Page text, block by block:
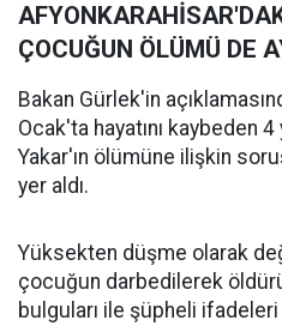
ÇOCUĞUN ÖLÜMÜ DE
Bakan Gürlek'in
Ocak'ta hayatını kaybeden
Yakar'ın ölümüne ilişkin
yer aldı.
Yüksekten düşme olarak
çocuğun darbedilerek
bulguları ile şüpheli